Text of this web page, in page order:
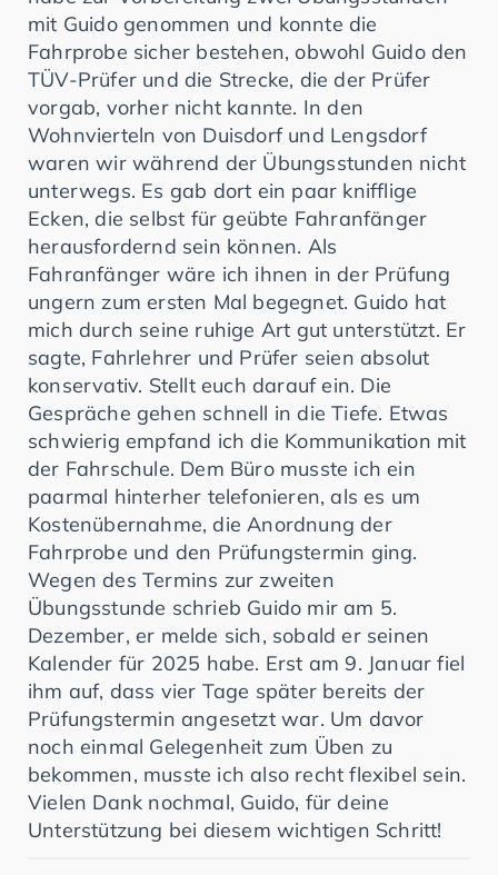
mit Guido genommen und konnte die
Fahrprobe sicher bestehen, obwohl Guido den
TÜV-Prüfer und die Strecke, die der Prüfer
vorgab, vorher nicht kannte. In den
Wohnvierteln von Duisdorf und Lengsdorf
waren wir während der Übungsstunden nicht
unterwegs. Es gab dort ein paar knifflige
Ecken, die selbst für geübte Fahranfänger
herausfordernd sein können. Als
Fahranfänger wäre ich ihnen in der Prüfung
ungern zum ersten Mal begegnet. Guido hat
mich durch seine ruhige Art gut unterstützt. Er
sagte, Fahrlehrer und Prüfer seien absolut
konservativ. Stellt euch darauf ein. Die
Gespräche gehen schnell in die Tiefe. Etwas
schwierig empfand ich die Kommunikation mit
der Fahrschule. Dem Büro musste ich ein
paarmal hinterher telefonieren, als es um
Kostenübernahme, die Anordnung der
Fahrprobe und den Prüfungstermin ging.
Wegen des Termins zur zweiten
Übungsstunde schrieb Guido mir am 5.
Dezember, er melde sich, sobald er seinen
Kalender für 2025 habe. Erst am 9. Januar fiel
ihm auf, dass vier Tage später bereits der
Prüfungstermin angesetzt war. Um davor
noch einmal Gelegenheit zum Üben zu
bekommen, musste ich also recht flexibel sein.
Vielen Dank nochmal, Guido, für deine
Unterstützung bei diesem wichtigen Schritt!